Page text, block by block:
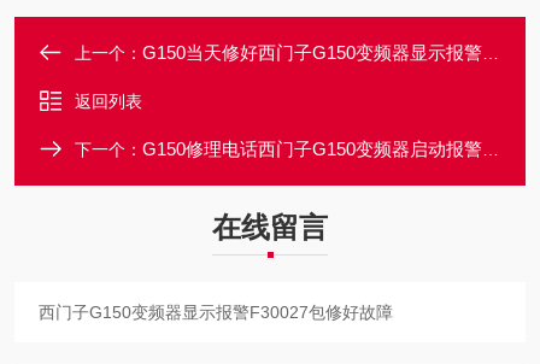
上一个： G150当天修好西门子G150变频器显示报警F30025修理方法
返回列表
下一个： G150修理电话西门子G150变频器启动报警F30035维修技巧
在线留言